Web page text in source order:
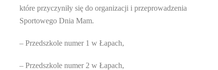
które przyczyniły się do organizacji i przeprowadzenia
Sportowego Dnia Mam.
– Przedszkole numer 1 w Łapach,
– Przedszkole numer 2 w Łapach,